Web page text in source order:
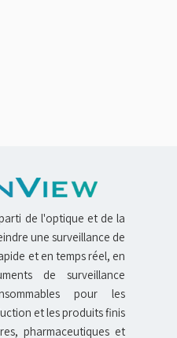
de l'optique et de la
une surveillance de
et en temps réel, en
de surveillance
pour les
et les produits finis
pharmaceutiques et